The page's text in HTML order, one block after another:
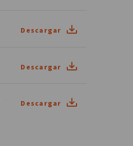
Descargar
Descargar
Descargar